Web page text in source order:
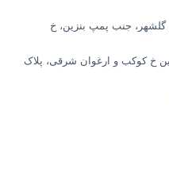
۴۵ متری گلشهر، جنب پمپ بنزین، خ
بین خ کوکب و ارغوان شرقی، پلاک